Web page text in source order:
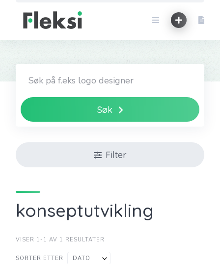
content
Søk
Filter
konseptutvikling
VISER 1-1 AV 1 RESULTATER
SORTER ETTER DATO